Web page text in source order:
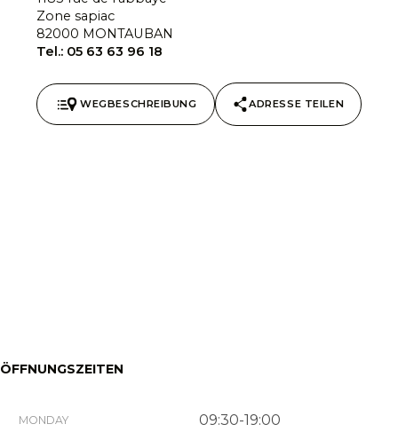
Zone sapiac
82000 MONTAUBAN
Tel.: 05 63 63 96 18
WEGBESCHREIBUNG ADRESSE TEILEN
ÖFFNUNGSZEITEN
MONDAY 09:30-19:00